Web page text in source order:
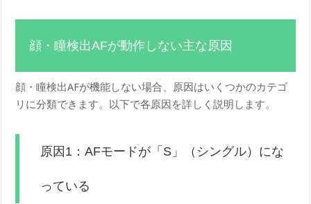
顔・瞳検出AFが動作しない主な原因
顔・瞳検出AFが機能しない場合、原因はいくつかのカテゴ
リに分類できます。以下で各原因を詳しく説明します。
原因1：AFモードが「S」（シングル）にな
っている